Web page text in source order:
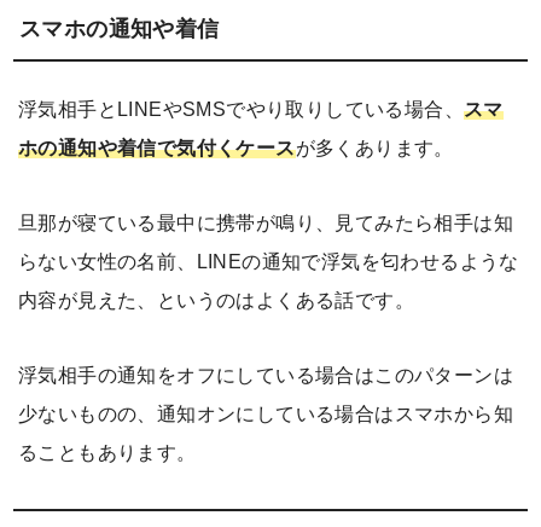
スマホの通知や着信
浮気相手とLINEやSMSでやり取りしている場合、 スマ
ホの通知や着信で気付くケースが多くあります。
旦那が寝ている最中に携帯が鳴り、見てみたら相手は知
らない女性の名前、LINEの通知で浮気を匂わせるような
内容が見えた、というのはよくある話です。
浮気相手の通知をオフにしている場合はこのパターンは
少ないものの、通知オンにしている場合はスマホから知
ることもあります。